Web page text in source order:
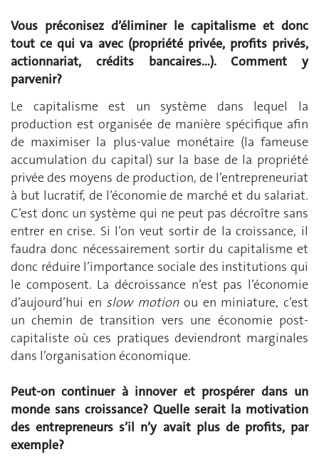
Vous préconisez d’éliminer le capitalisme et donc
tout ce qui va avec (propriété privée, profits privés,
actionnariat, crédits bancaires…). Comment y
parvenir?
Le capitalisme est un système dans lequel la
production est organisée de manière spécifique afin
de maximiser la plus-value monétaire (la fameuse
accumulation du capital) sur la base de la propriété
privée des moyens de production, de l’entrepreneuriat
à but lucratif, de l’économie de marché et du salariat.
C’est donc un système qui ne peut pas décroître sans
entrer en crise. Si l’on veut sortir de la croissance, il
faudra donc nécessairement sortir du capitalisme et
donc réduire l’importance sociale des institutions qui
le composent. La décroissance n’est pas l’économie
d’aujourd’hui en slow motionou en miniature, c’est
un chemin de transition vers une économie post-
capitaliste où ces pratiques deviendront marginales
dans l’organisation économique.
Peut-on continuer à innover et prospérer dans un
monde sans croissance? Quelle serait la motivation
des entrepreneurs s’il n’y avait plus de profits, par
exemple?